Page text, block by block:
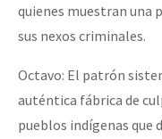
quienes muestran una
sus nexos criminales.
Octavo: El patrón
auténtica fábrica de
pueblos indígenas